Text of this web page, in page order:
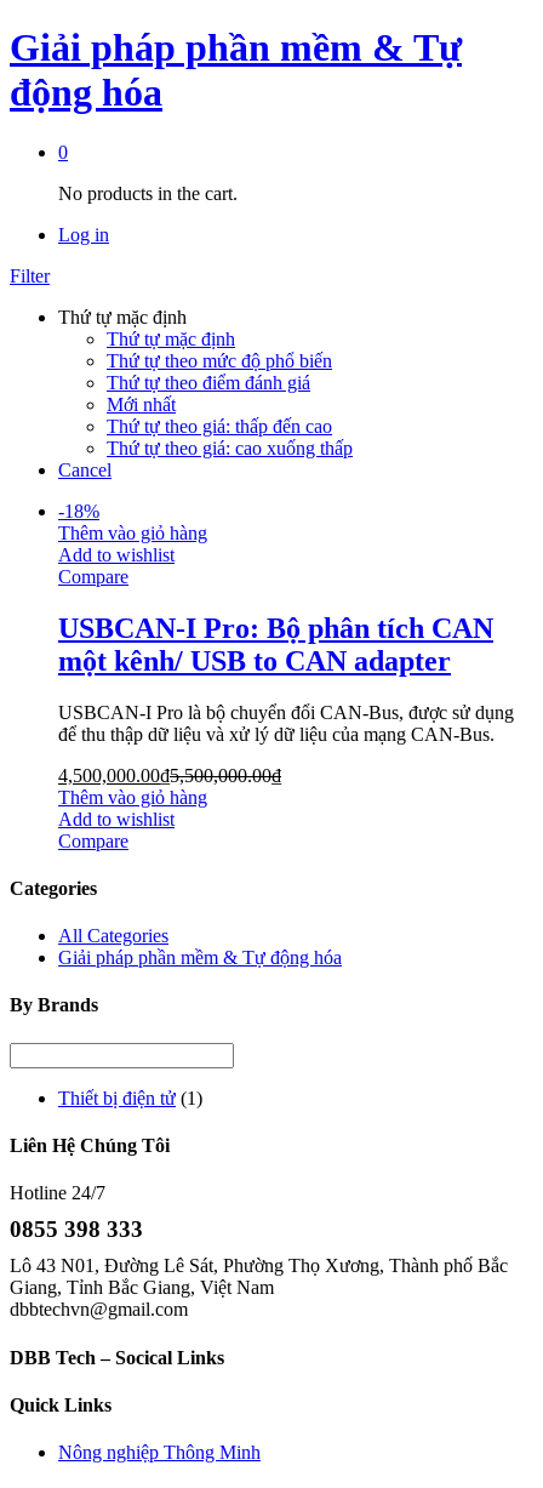
Giải pháp phần mềm & Tự
động hóa
0
No products in the cart.
Log in
Filter
Thứ tự mặc định
Thứ tự mặc định
Thứ tự theo mức độ phổ biến
Thứ tự theo điểm đánh giá
Mới nhất
Thứ tự theo giá: thấp đến cao
Thứ tự theo giá: cao xuống thấp
Cancel
-18%
Thêm vào giỏ hàng
Add to wishlist
Compare
USBCAN-I Pro: Bộ phân tích CAN
một kênh/ USB to CAN adapter
USBCAN-I Pro là bộ chuyển đổi CAN-Bus, được sử dụng
để thu thập dữ liệu và xử lý dữ liệu của mạng CAN-Bus.
4,500,000.00₫5,500,000.00₫
Thêm vào giỏ hàng
Add to wishlist
Compare
Categories
All Categories
Giải pháp phần mềm & Tự động hóa
By Brands
Thiết bị điện tử (1)
Liên Hệ Chúng Tôi
Hotline 24/7
0855 398 333
Lô 43 N01, Đường Lê Sát, Phường Thọ Xương, Thành phố Bắc
Giang, Tỉnh Bắc Giang, Việt Nam
dbbtechvn@gmail.com
DBB Tech – Socical Links
Quick Links
Nông nghiệp Thông Minh